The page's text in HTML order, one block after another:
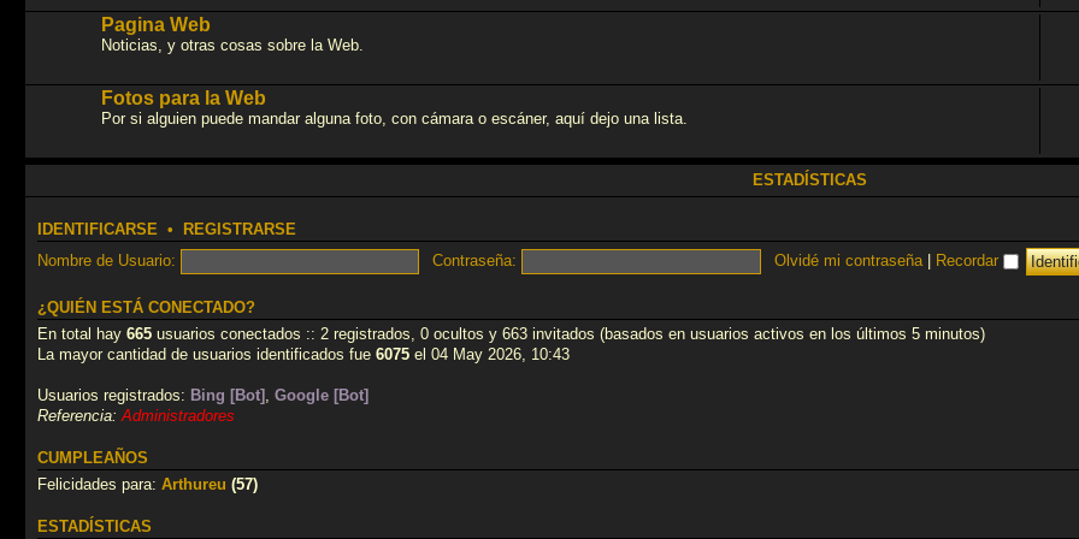
Pagina Web
Noticias, y otras cosas sobre la Web.
Fotos para la Web
Por si alguien puede mandar alguna foto, con cámara o escáner, aquí­ dejo una lista.
ESTADÍSTICAS
IDENTIFICARSE • REGISTRARSE
Nombre de Usuario: Contraseña: Olvidé mi contraseña | Recordar
¿QUIÉN ESTÁ CONECTADO?
En total hay 665 usuarios conectados :: 2 registrados, 0 ocultos y 663 invitados (basados en usuarios activos en los últimos 5 minutos)
La mayor cantidad de usuarios identificados fue 6075 el 04 May 2026, 10:43
Usuarios registrados: Bing [Bot] Google [Bot]
Referencia: Administradores
CUMPLEAÑOS
Felicidades para: Arthureu (57)
ESTADÍSTICAS